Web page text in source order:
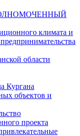
климата и
области
Кургана
объектов и
проекта